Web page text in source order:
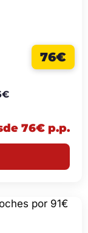
76€
76€ p.p.